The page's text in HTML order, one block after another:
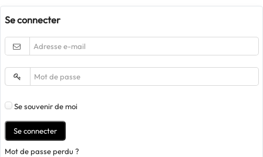
Se connecter
Se souvenir de moi
Se connecter
Mot de passe perdu ?